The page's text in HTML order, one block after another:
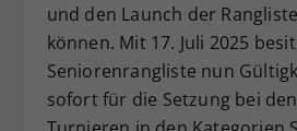
und den Launch der
können. Mit 17. Juli 2025
Seniorenrangliste nun
sofort für die Setzung bei